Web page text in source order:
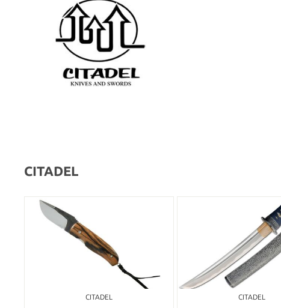
CITADEL
CITADEL CITADEL